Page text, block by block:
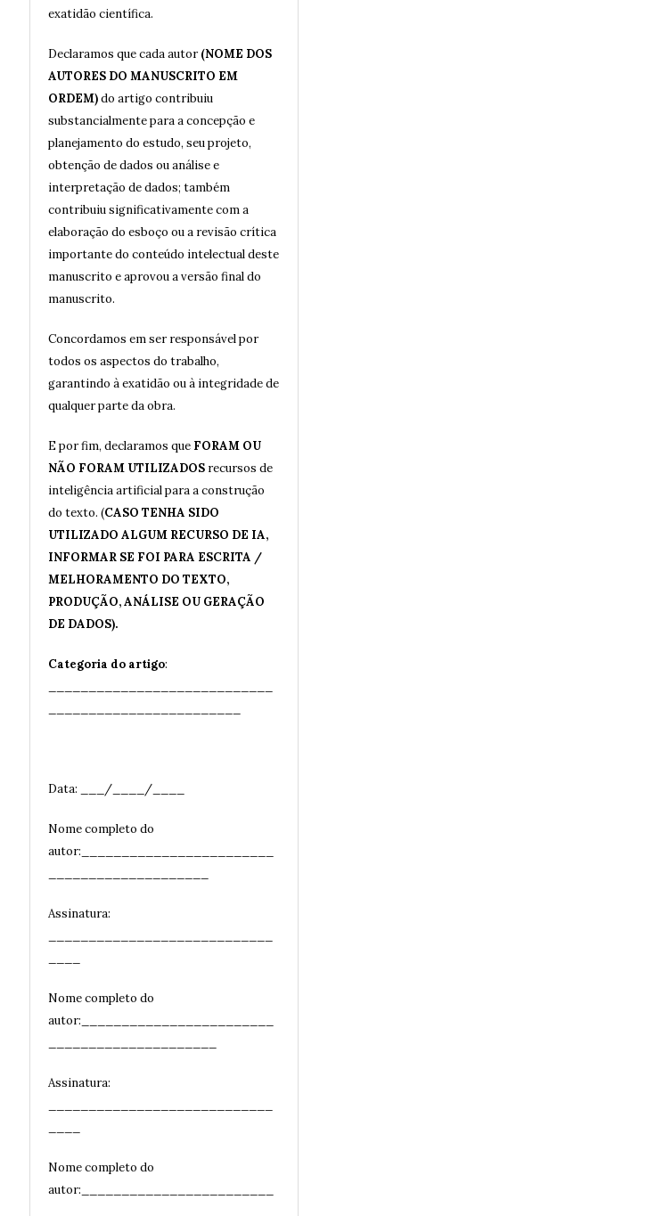
exatidão científica.
Declaramos que cada autor(NOME DOS
AUTORES DO MANUSCRITO EM
ORDEM)do artigo contribuiu
substancialmente para a concepção e
planejamento do estudo, seu projeto,
obtenção de dados ou análise e
interpretação de dados; também
contribuiu significativamente com a
elaboração do esboço ou a revisão crítica
importante do conteúdo intelectual deste
manuscrito e aprovou a versão final do
manuscrito.
Concordamos em ser responsável por
todos os aspectos do trabalho,
garantindo à exatidão ou à integridade de
qualquer parte da obra.
E por fim, declaramos que FORAM OU
NÃO FORAM UTILIZADOS recursos de
inteligência artificial para a construção
do texto. (CASO TENHA SIDO
UTILIZADO ALGUM RECURSO DE IA,
INFORMAR SE FOI PARA ESCRITA /
MELHORAMENTO DO TEXTO,
PRODUÇÃO, ANÁLISE OU GERAÇÃO
DE DADOS).
Categoria do artigo:
Data: ___/____/____
Nome completo do
autor:________________________
Assinatura:
Nome completo do
autor:________________________
Assinatura:
Nome completo do
autor:________________________